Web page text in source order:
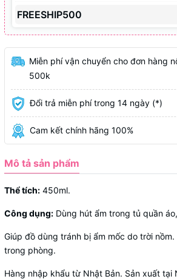
FREESHIP500
Miễn phí vận chuyển cho đơn hàng
500k
Đổi trả miễn phí trong 14 ngày (*)
Cam kết chính hãng 100%
Mô tả sản phẩm
Thể tích: 450ml.
Công dụng: Dùng hút ẩm trong tủ quần
Giúp đồ dùng tránh bị ẩm mốc do trời
trong phòng.
Hàng nhập khẩu từ Nhật Bản. Sản xuất tại